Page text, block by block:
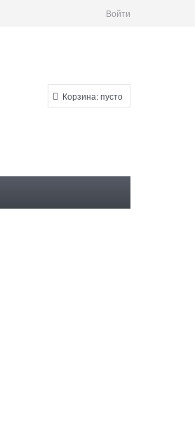
Войти
Корзина:пусто